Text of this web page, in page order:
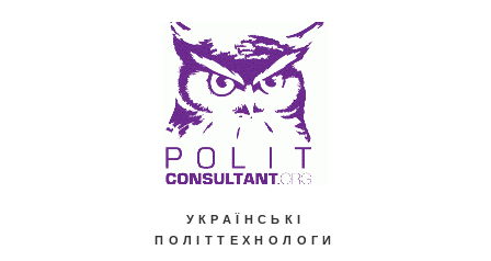
УКРАЇНСЬКІ
ПОЛІТТЕХНОЛОГИ